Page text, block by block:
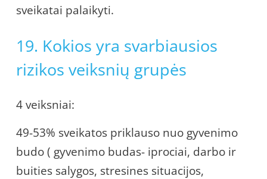
sveikatai palaikyti.
19. Kokios yra svarbiausios
rizikos veiksnių grupės
4 veiksniai:
49-53% sveikatos priklauso nuo gyvenimo
budo ( gyvenimo budas- iprociai, darbo ir
buities salygos, stresines situacijos,